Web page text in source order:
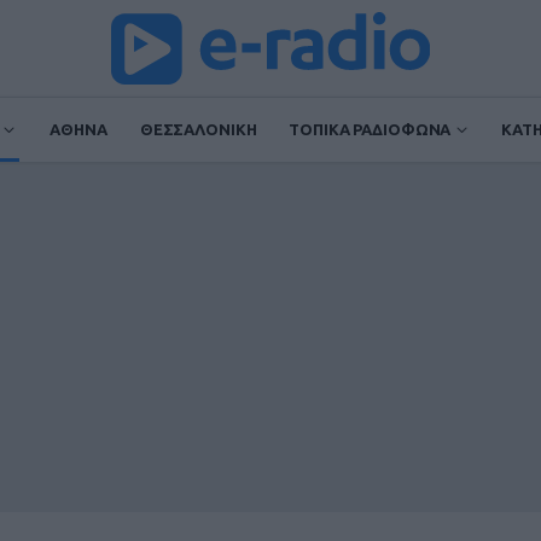
ΑΘΗΝΑ ΘΕΣΣΑΛΟΝΙΚΗ ΤΟΠΙΚΑ ΡΑΔΙΟΦΩΝΑ